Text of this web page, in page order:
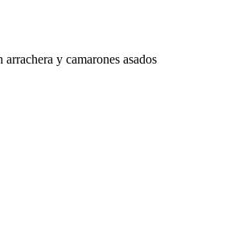
y camarones asados